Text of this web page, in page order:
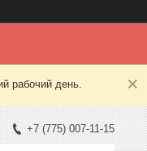
рабочий день.
+7 (775) 007-11-15